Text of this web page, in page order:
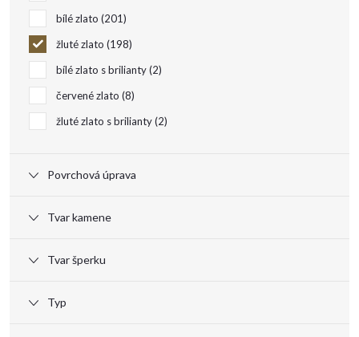
bílé zlato 201
žluté zlato 198
bílé zlato s brilianty 2
červené zlato 8
žluté zlato s brilianty 2
Povrchová úprava
Tvar kamene
Tvar šperku
Typ